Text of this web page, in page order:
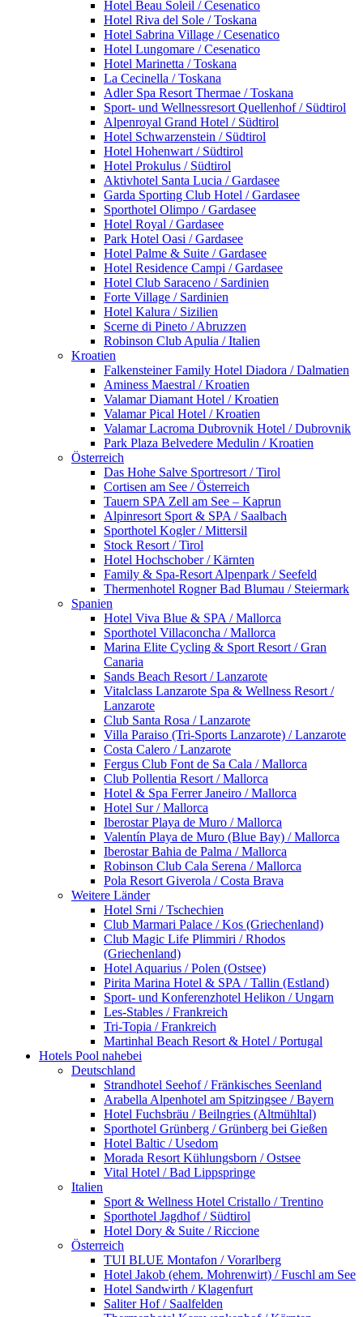
Hotel Beau Soleil / Cesenatico
Hotel Riva del Sole / Toskana
Hotel Sabrina Village / Cesenatico
Hotel Lungomare / Cesenatico
Hotel Marinetta / Toskana
La Cecinella / Toskana
Adler Spa Resort Thermae / Toskana
Sport- und Wellnessresort Quellenhof / Südtirol
Alpenroyal Grand Hotel / Südtirol
Hotel Schwarzenstein / Südtirol
Hotel Hohenwart / Südtirol
Hotel Prokulus / Südtirol
Aktivhotel Santa Lucia / Gardasee
Garda Sporting Club Hotel / Gardasee
Sporthotel Olimpo / Gardasee
Hotel Royal / Gardasee
Park Hotel Oasi / Gardasee
Hotel Palme & Suite / Gardasee
Hotel Residence Campi / Gardasee
Hotel Club Saraceno / Sardinien
Forte Village / Sardinien
Hotel Kalura / Sizilien
Scerne di Pineto / Abruzzen
Robinson Club Apulia / Italien
Kroatien
Falkensteiner Family Hotel Diadora / Dalmatien
Aminess Maestral / Kroatien
Valamar Diamant Hotel / Kroatien
Valamar Pical Hotel / Kroatien
Valamar Lacroma Dubrovnik Hotel / Dubrovnik
Park Plaza Belvedere Medulin / Kroatien
Österreich
Das Hohe Salve Sportresort / Tirol
Cortisen am See / Österreich
Tauern SPA Zell am See – Kaprun
Alpinresort Sport & SPA / Saalbach
Sporthotel Kogler / Mittersil
Stock Resort / Tirol
Hotel Hochschober / Kärnten
Family & Spa-Resort Alpenpark / Seefeld
Thermenhotel Rogner Bad Blumau / Steiermark
Spanien
Hotel Viva Blue & SPA / Mallorca
Sporthotel Villaconcha / Mallorca
Marina Elite Cycling & Sport Resort / Gran
Canaria
Sands Beach Resort / Lanzarote
Vitalclass Lanzarote Spa & Wellness Resort /
Lanzarote
Club Santa Rosa / Lanzarote
Villa Paraiso (Tri-Sports Lanzarote) / Lanzarote
Costa Calero / Lanzarote
Fergus Club Font de Sa Cala / Mallorca
Club Pollentia Resort / Mallorca
Hotel & Spa Ferrer Janeiro / Mallorca
Hotel Sur / Mallorca
Iberostar Playa de Muro / Mallorca
Valentín Playa de Muro (Blue Bay) / Mallorca
Iberostar Bahia de Palma / Mallorca
Robinson Club Cala Serena / Mallorca
Pola Resort Giverola / Costa Brava
Weitere Länder
Hotel Srni / Tschechien
Club Marmari Palace / Kos (Griechenland)
Club Magic Life Plimmiri / Rhodos
(Griechenland)
Hotel Aquarius / Polen (Ostsee)
Pirita Marina Hotel & SPA / Tallin (Estland)
Sport- und Konferenzhotel Helikon / Ungarn
Les-Stables / Frankreich
Tri-Topia / Frankreich
Martinhal Beach Resort & Hotel / Portugal
Hotels Pool nahebei
Deutschland
Strandhotel Seehof / Fränkisches Seenland
Arabella Alpenhotel am Spitzingsee / Bayern
Hotel Fuchsbräu / Beilngries (Altmühltal)
Sporthotel Grünberg / Grünberg bei Gießen
Hotel Baltic / Usedom
Morada Resort Kühlungsborn / Ostsee
Vital Hotel / Bad Lippspringe
Italien
Sport & Wellness Hotel Cristallo / Trentino
Sporthotel Jagdhof / Südtirol
Hotel Dory & Suite / Riccione
Österreich
TUI BLUE Montafon / Vorarlberg
Hotel Jakob (ehem. Mohrenwirt) / Fuschl am See
Hotel Sandwirth / Klagenfurt
Saliter Hof / Saalfelden